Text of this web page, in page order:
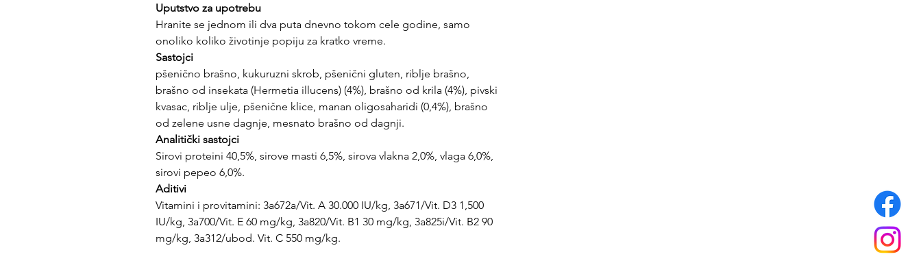
Uputstvo za upotrebu
Hranite se jednom ili dva puta dnevno tokom cele godine, samo
onoliko koliko životinje popiju za kratko vreme.
Sastojci
pšenično brašno, kukuruzni skrob, pšenični gluten, riblje brašno,
brašno od insekata (Hermetia illucens) (4%), brašno od krila (4%), pivski
kvasac, riblje ulje, pšenične klice, manan oligosaharidi (0,4%), brašno
od zelene usne dagnje, mesnato brašno od dagnji.
Analitički sastojci
Sirovi proteini 40,5%, sirove masti 6,5%, sirova vlakna 2,0%, vlaga 6,0%,
sirovi pepeo 6,0%.
Aditivi
Vitamini i provitamini: 3a672a/Vit. A 30.000 IU/kg, 3a671/Vit. D3 1,500
IU/kg, 3a700/Vit. E 60 mg/kg, 3a820/Vit. B1 30 mg/kg, 3a825i/Vit. B2 90
mg/kg, 3a312/ubod. Vit. C 550 mg/kg.